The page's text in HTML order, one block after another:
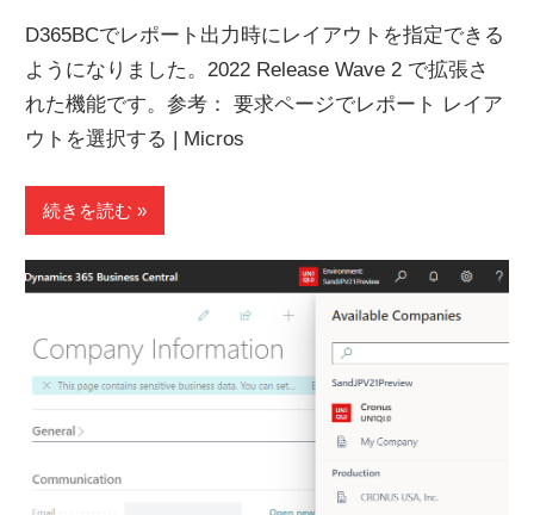
D365BCでレポート出力時にレイアウトを指定できる
ようになりました。2022 Release Wave 2 で拡張さ
れた機能です。参考： 要求ページでレポート レイア
ウトを選択する | Micros
続きを読む